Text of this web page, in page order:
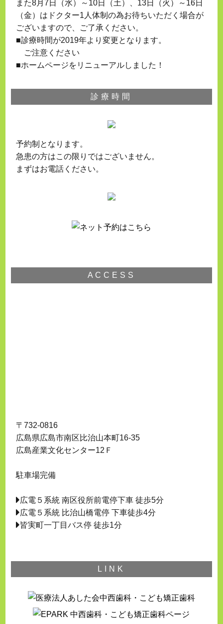
また8月7日（水）～10日（土）、13日（火）～16日
（金）はドクター1人体制の為お待ちいただく場合が
ございますので、ご了承ください。
■診療時間が2019年より変更となります。
ご注意ください
■ホームページをリニューアルしました！
診療時間
予約制となります。
急患の方はこの限りではございません。
まずはお電話ください。
ACCESS
〒732-0816
広島県広島市南区比治山本町16-35
広島産業文化センター12Ｆ
駐車場完備
広電５系統 南区役所前電停下車 徒歩5分
広電５系統 比治山橋電停 下車徒歩4分
皆実町一丁目バス停 徒歩1分
LINK